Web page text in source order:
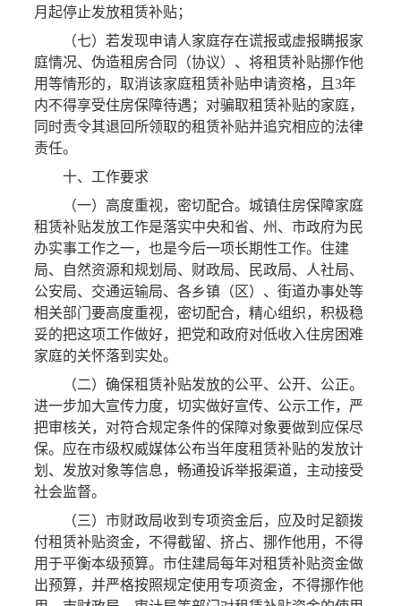
月起停止发放租赁补贴；
（七）若发现申请人家庭存在谎报或虚报瞒报家
庭情况、伪造租房合同（协议）、将租赁补贴挪作他
用等情形的，取消该家庭租赁补贴申请资格，且3年
内不得享受住房保障待遇；对骗取租赁补贴的家庭，
同时责令其退回所领取的租赁补贴并追究相应的法律
责任。
十、工作要求
（一）高度重视，密切配合。城镇住房保障家庭
租赁补贴发放工作是落实中央和省、州、市政府为民
办实事工作之一，也是今后一项长期性工作。住建
局、自然资源和规划局、财政局、民政局、人社局、
公安局、交通运输局、各乡镇（区）、街道办事处等
相关部门要高度重视，密切配合，精心组织，积极稳
妥的把这项工作做好，把党和政府对低收入住房困难
家庭的关怀落到实处。
（二）确保租赁补贴发放的公平、公开、公正。
进一步加大宣传力度，切实做好宣传、公示工作，严
把审核关，对符合规定条件的保障对象要做到应保尽
保。应在市级权威媒体公布当年度租赁补贴的发放计
划、发放对象等信息，畅通投诉举报渠道，主动接受
社会监督。
（三）市财政局收到专项资金后，应及时足额拨
付租赁补贴资金，不得截留、挤占、挪作他用，不得
用于平衡本级预算。市住建局每年对租赁补贴资金做
出预算，并严格按照规定使用专项资金，不得挪作他